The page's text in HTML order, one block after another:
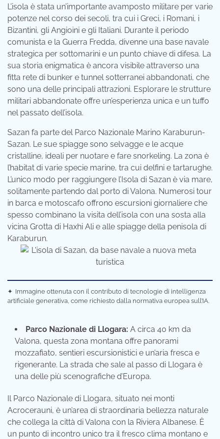
L’isola è stata un’importante avamposto militare per varie
potenze nel corso dei secoli, tra cui i Greci, i Romani, i
Bizantini, gli Angioini e gli Italiani. Durante il periodo
comunista e la Guerra Fredda, divenne una base navale
strategica per sottomarini e un punto chiave di difesa. La
sua storia enigmatica è ancora visibile attraverso una
fitta rete di bunker e tunnel sotterranei abbandonati, che
sono una delle principali attrazioni. Esplorare le strutture
militari abbandonate offre un’esperienza unica e un tuffo
nel passato dell’isola.
Sazan fa parte del Parco Nazionale Marino Karaburun-
Sazan. Le sue spiagge sono selvagge e le acque
cristalline, ideali per nuotare e fare snorkeling. La zona è
l’habitat di varie specie marine, tra cui delfini e tartarughe.
L’unico modo per raggiungere l’Isola di Sazan è via mare,
solitamente partendo dal porto di Valona. Numerosi tour
in barca e motoscafo offrono escursioni giornaliere che
spesso combinano la visita dell’isola con una sosta alla
vicina Grotta di Haxhi Ali e alle spiagge della penisola di
Karaburun.
✦ Immagine ottenuta con il contributo di tecnologie di intelligenza
artificiale generativa, come richiesto dalla normativa europea sull’IA.
Parco Nazionale di Llogara: A circa 40 km da
Valona, questa zona montana offre panorami
mozzafiato, sentieri escursionistici e un’aria fresca e
rigenerante. La strada che sale al passo di Llogara è
una delle più scenografiche d’Europa.
Il Parco Nazionale di Llogara, situato nei monti
Acrocerauni, è un’area di straordinaria bellezza naturale
che collega la città di Valona con la Riviera Albanese. È
un punto di incontro unico tra il fresco clima montano e